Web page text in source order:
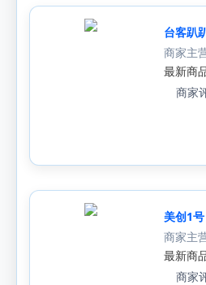
台客趴
商家主
最新商
商家
美创1号
商家主
最新商
商家